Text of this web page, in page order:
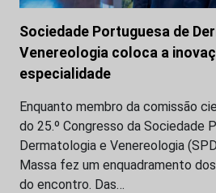
Sociedade Portuguesa de
Venereologia coloca a
especialidade
Enquanto membro da comissão
do 25.º Congresso da Sociedade
Dermatologia e Venereologia
Massa fez um enquadramento
do encontro. Das…